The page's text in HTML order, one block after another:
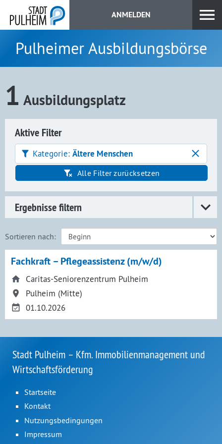
ANMELDEN
Pulheimer Ausbildungsbörse
1 Ausbildungsplatz
Aktive Filter
Kategorie: Ältere Menschen
Alle Filter zurücksetzen
Ergebnisse filtern
Sortieren nach:
Fachkraft – Pflegeassistenz (m/w/d)
Caritas-Seniorenzentrum Pulheim
Pulheim (Mitte)
01.10.2026
Stadt Pulheim – Kfm. Immobilienmanagement und
Wirtschaftsförderung
Startseite
Kontakt
Nutzungsbedingungen
Impressum